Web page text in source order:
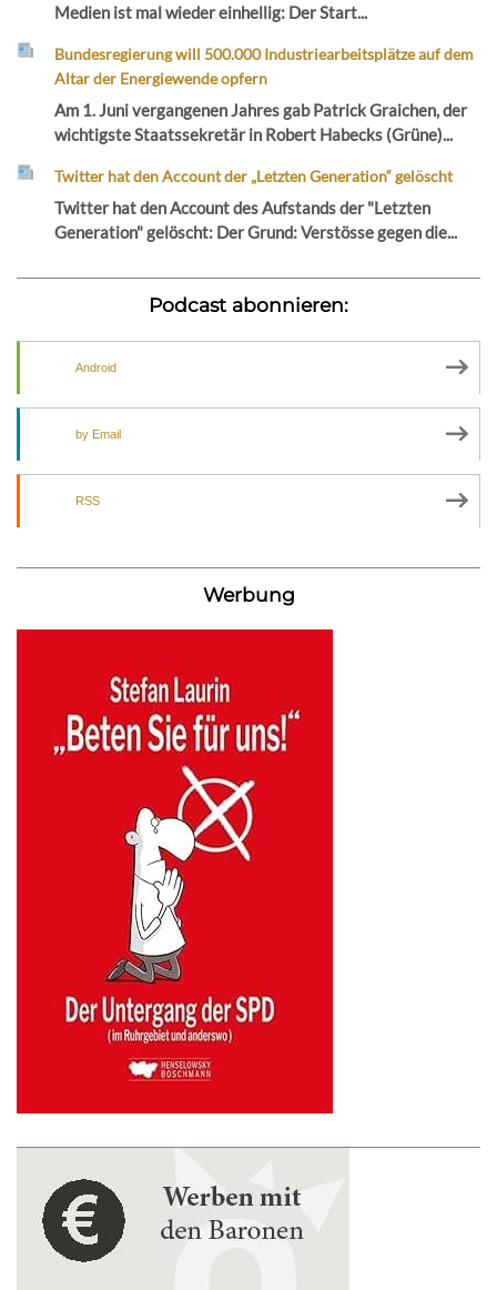
Medien ist mal wieder einhellig: Der Start...
Bundesregierung will 500.000 Industriearbeitsplätze auf dem
Altar der Energiewende opfern
Am 1. Juni vergangenen Jahres gab Patrick Graichen, der
wichtigste Staatssekretär in Robert Habecks (Grüne)...
Twitter hat den Account der „Letzten Generation“ gelöscht
Twitter hat den Account des Aufstands der "Letzten
Generation" gelöscht: Der Grund: Verstösse gegen die...
Podcast abonnieren:
Android
by Email
RSS
Werbung